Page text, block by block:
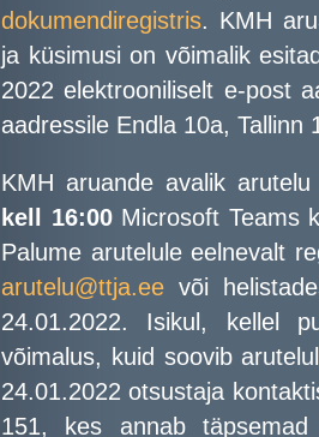
dokumendiregistris. KMH
ja küsimusi on võimalik
2022 elektrooniliselt e-post
aadressile Endla 10a, Tallinn
KMH aruande avalik
kell 16:00Microsoft Teams
Palume arutelule eelnevalt
arutelu@ttja.ee või
24.01.2022. Isikul, kellel
võimalus, kuid soovib
24.01.2022 otsustaja
151, kes annab